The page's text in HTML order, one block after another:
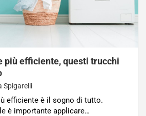
più efficiente, questi trucchi
Spigarelli
efficiente è il sogno di tutto.
è importante applicare…